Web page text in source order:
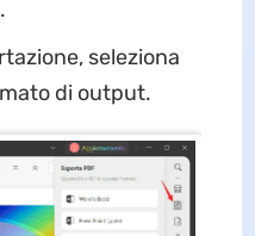
seleziona
di output.